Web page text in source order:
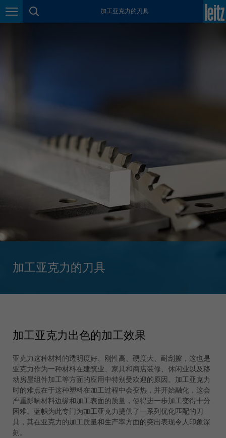
页面导航页面搜索
加工亚克力的刀具
México
Portugal
português
România
Schweiz
deutsch français
Singapore
slovenski
english
türkçe
USA
english
Việt Nam
tiếng việt
加工亚克力的刀具
加工亚克力出色的加工效果
亚克力这种材料的透明度好、刚性高、硬度大、耐刮擦，这也是
亚克力作为一种材料在建筑业、家具和商店装修、休闲业以及移
动房屋组件加工等方面的应用中特别受欢迎的原因。加工亚克力
时的难点在于这种塑料在加工过程中会变热，并开始融化，这会
严重影响材料边缘和加工表面的质量，使得进一步加工变得十分
困难。蓝帜为此专门为加工亚克力提供了一系列优化匹配的刀
具，其在亚克力的加工质量和生产率方面的突出表现令人印象深
刻。